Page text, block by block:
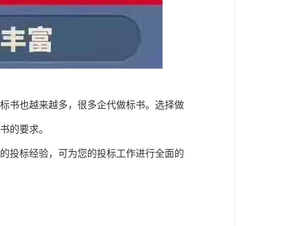
书也越来越多，很多企代做标书。选择做
的要求。
投标经验，可为您的投标工作进行全面的